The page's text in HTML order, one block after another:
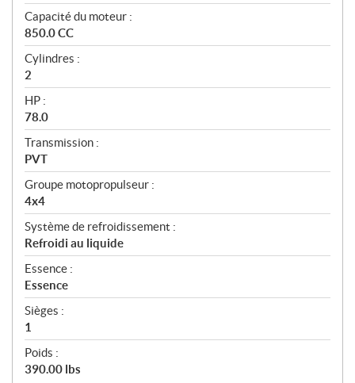
Capacité du moteur :
850.0 CC
Cylindres :
2
HP :
78.0
Transmission :
PVT
Groupe motopropulseur :
4x4
Système de refroidissement :
Refroidi au liquide
Essence :
Essence
Sièges :
1
Poids :
390.00 lbs